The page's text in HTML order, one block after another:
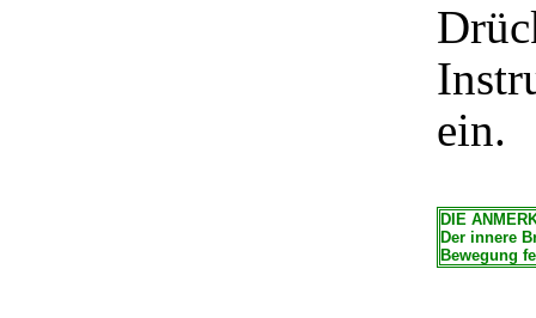
ein.
DIE
Der innere
Bewegung